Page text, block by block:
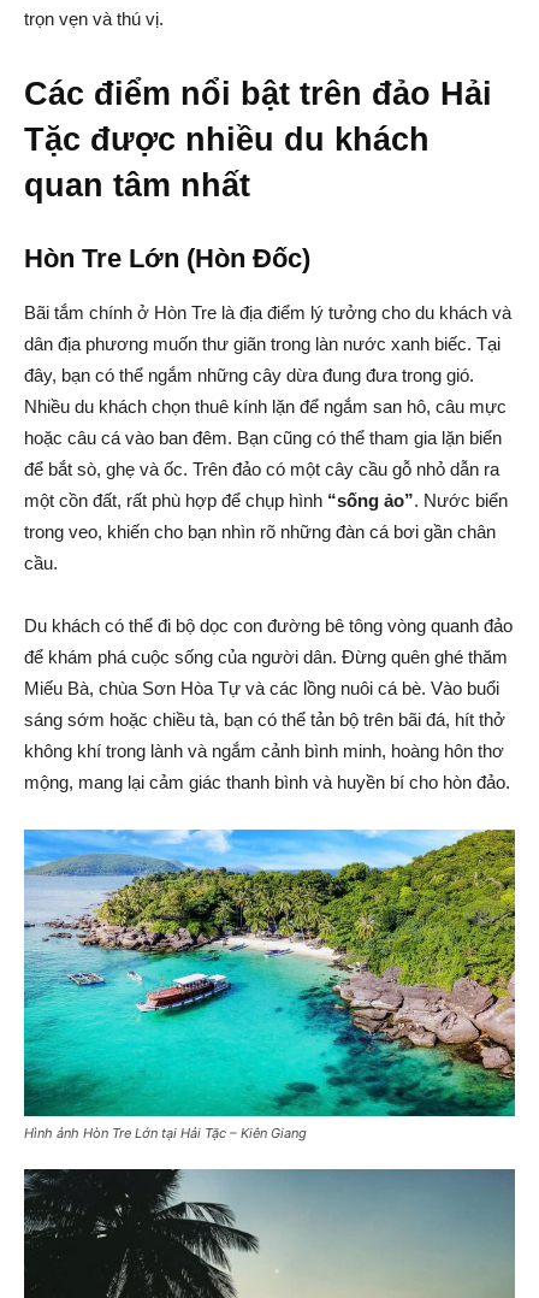
trọn vẹn và thú vị.
Các điểm nổi bật trên đảo Hải
Tặc được nhiều du khách
quan tâm nhất
Hòn Tre Lớn (Hòn Đốc)
Bãi tắm chính ở Hòn Tre là địa điểm lý tưởng cho du khách và
dân địa phương muốn thư giãn trong làn nước xanh biếc. Tại
đây, bạn có thể ngắm những cây dừa đung đưa trong gió.
Nhiều du khách chọn thuê kính lặn để ngắm san hô, câu mực
hoặc câu cá vào ban đêm. Bạn cũng có thể tham gia lặn biển
để bắt sò, ghẹ và ốc. Trên đảo có một cây cầu gỗ nhỏ dẫn ra
một cồn đất, rất phù hợp để chụp hình “sống ảo”. Nước biển
trong veo, khiến cho bạn nhìn rõ những đàn cá bơi gần chân
cầu.
Du khách có thể đi bộ dọc con đường bê tông vòng quanh đảo
để khám phá cuộc sống của người dân. Đừng quên ghé thăm
Miếu Bà, chùa Sơn Hòa Tự và các lồng nuôi cá bè. Vào buổi
sáng sớm hoặc chiều tà, bạn có thể tản bộ trên bãi đá, hít thở
không khí trong lành và ngắm cảnh bình minh, hoàng hôn thơ
mộng, mang lại cảm giác thanh bình và huyền bí cho hòn đảo.
Hình ảnh Hòn Tre Lớn tại Hải Tặc – Kiên Giang